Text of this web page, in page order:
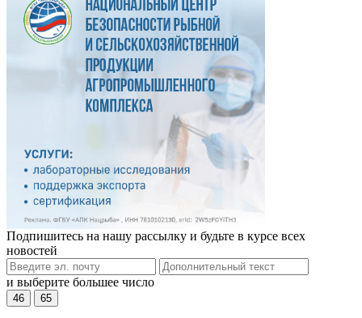
Подпишитесь на нашу рассылку и будьте в курсе всех
новостей
и выберите большее число
46 65